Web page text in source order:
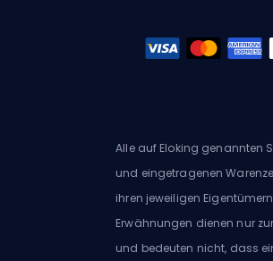
Alle auf Eloking genannten
und eingetragenen
ihren jeweiligen
Erwähnungen dienen nur
und bedeuten nicht, dass